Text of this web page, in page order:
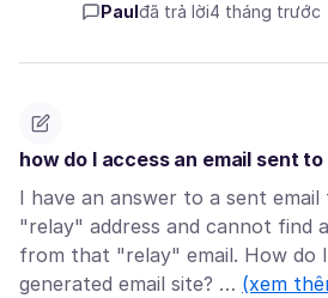
Paul đã trả lời4 tháng trước
how do I access an email sent
I have an answer to a sent
"relay" address and cannot find
from that "relay" email. How do
generated email site? … (xem